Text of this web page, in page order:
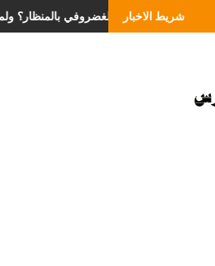
شريط الاخبار
ما الذي يحدد سعر عملية الانزلاق